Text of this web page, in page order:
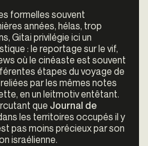
formelles souvent
années, hélas, trop
Gitai privilégie ici un
: le reportage sur le vif,
où le cinéaste est souvent
étapes du voyage de
par les mêmes notes
en un leitmotiv entêtant.
que Journal de
les territoires occupés il y
pas moins précieux par son
israélienne.